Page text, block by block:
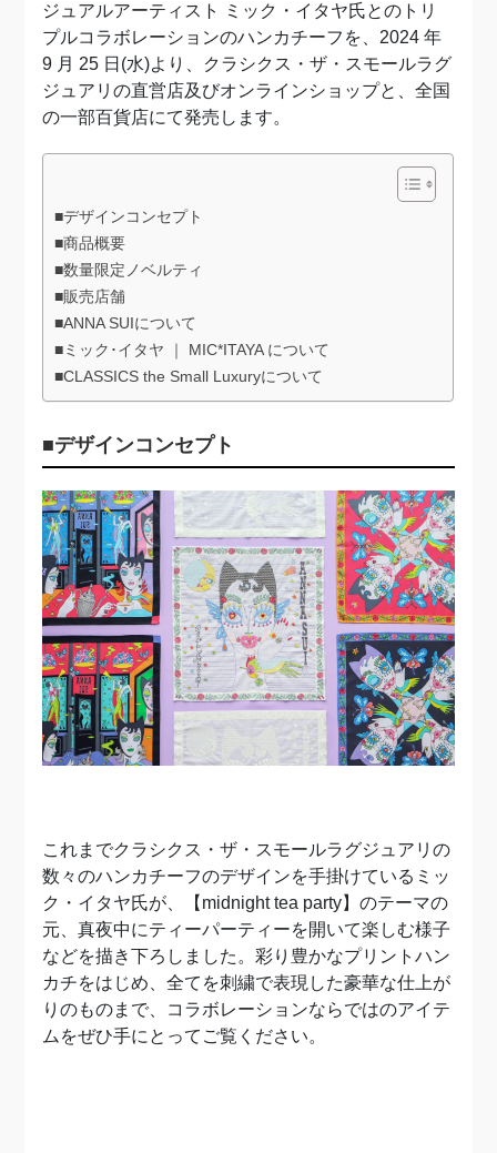
ジュアルアーティスト ミック・イタヤ氏とのトリ
プルコラボレーションのハンカチーフを、2024 年
9 月 25 日(水)より、クラシクス・ザ・スモールラグ
ジュアリの直営店及びオンラインショップと、全国
の一部百貨店にて発売します。
■デザインコンセプト
■商品概要
■数量限定ノベルティ
■販売店舗
■ANNA SUIについて
■ミック･イタヤ ｜ MIC*ITAYA について
■CLASSICS the Small Luxuryについて
■デザインコンセプト
これまでクラシクス・ザ・スモールラグジュアリの
数々のハンカチーフのデザインを手掛けているミッ
ク・イタヤ氏が、【midnight tea party】のテーマの
元、真夜中にティーパーティーを開いて楽しむ様子
などを描き下ろしました。彩り豊かなプリントハン
カチをはじめ、全てを刺繍で表現した豪華な仕上が
りのものまで、コラボレーションならではのアイテ
ムをぜひ手にとってご覧ください。